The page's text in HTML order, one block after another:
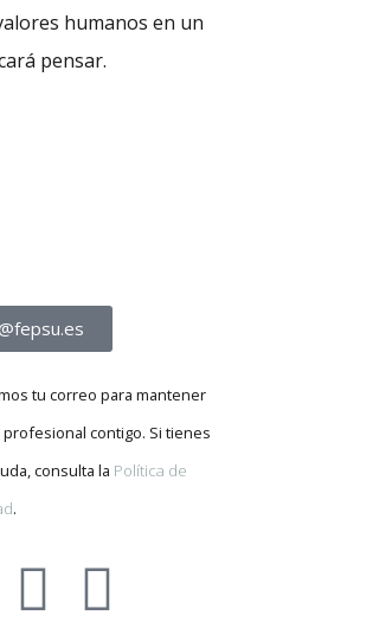
humanos en un
pensar.
tu correo para mantener
contigo. Si tienes
consulta la Política de
.